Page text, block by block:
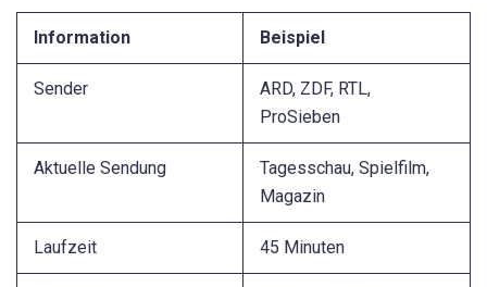
Information Beispiel
Sender
ARD, ZDF, RTL,
ProSieben
Aktuelle Sendung
Tagesschau, Spielfilm,
Magazin
Laufzeit 45 Minuten